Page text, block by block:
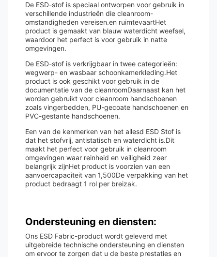
De ESD-stof is speciaal ontworpen voor gebruik in
verschillende industrieën die cleanroom-
omstandigheden vereisen.en ruimtevaartHet
product is gemaakt van blauw waterdicht weefsel,
waardoor het perfect is voor gebruik in natte
omgevingen.
De ESD-stof is verkrijgbaar in twee categorieën:
wegwerp- en wasbaar schoonkamerkleding.Het
product is ook geschikt voor gebruik in de
documentatie van de cleanroomDaarnaast kan het
worden gebruikt voor cleanroom handschoenen
zoals vingerbedden, PU-gecoate handschoenen en
PVC-gestante handschoenen.
Een van de kenmerken van het allesd ESD Stof is
dat het stofvrij, antistatisch en waterdicht is.Dit
maakt het perfect voor gebruik in cleanroom
omgevingen waar reinheid en veiligheid zeer
belangrijk zijnHet product is voorzien van een
aanvoercapaciteit van 1,500De verpakking van het
product bedraagt 1 rol per breizak.
Ondersteuning en diensten:
Ons ESD Fabric-product wordt geleverd met
uitgebreide technische ondersteuning en diensten
om ervoor te zorgen dat u de beste prestaties en